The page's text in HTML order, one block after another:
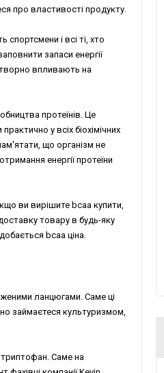
про властивості продукту.
спортсмени і всі ті, хто
запаси енергії
впливають на
протеїнів. Це
у всіх біохімічних
що організм не
енергії протеїни
ви вирішите bcaa купити,
товару в будь-яку
bcaa ціна.
ланцюгами. Саме ці
займаєтеся культуризмом,
триптофан. Саме на